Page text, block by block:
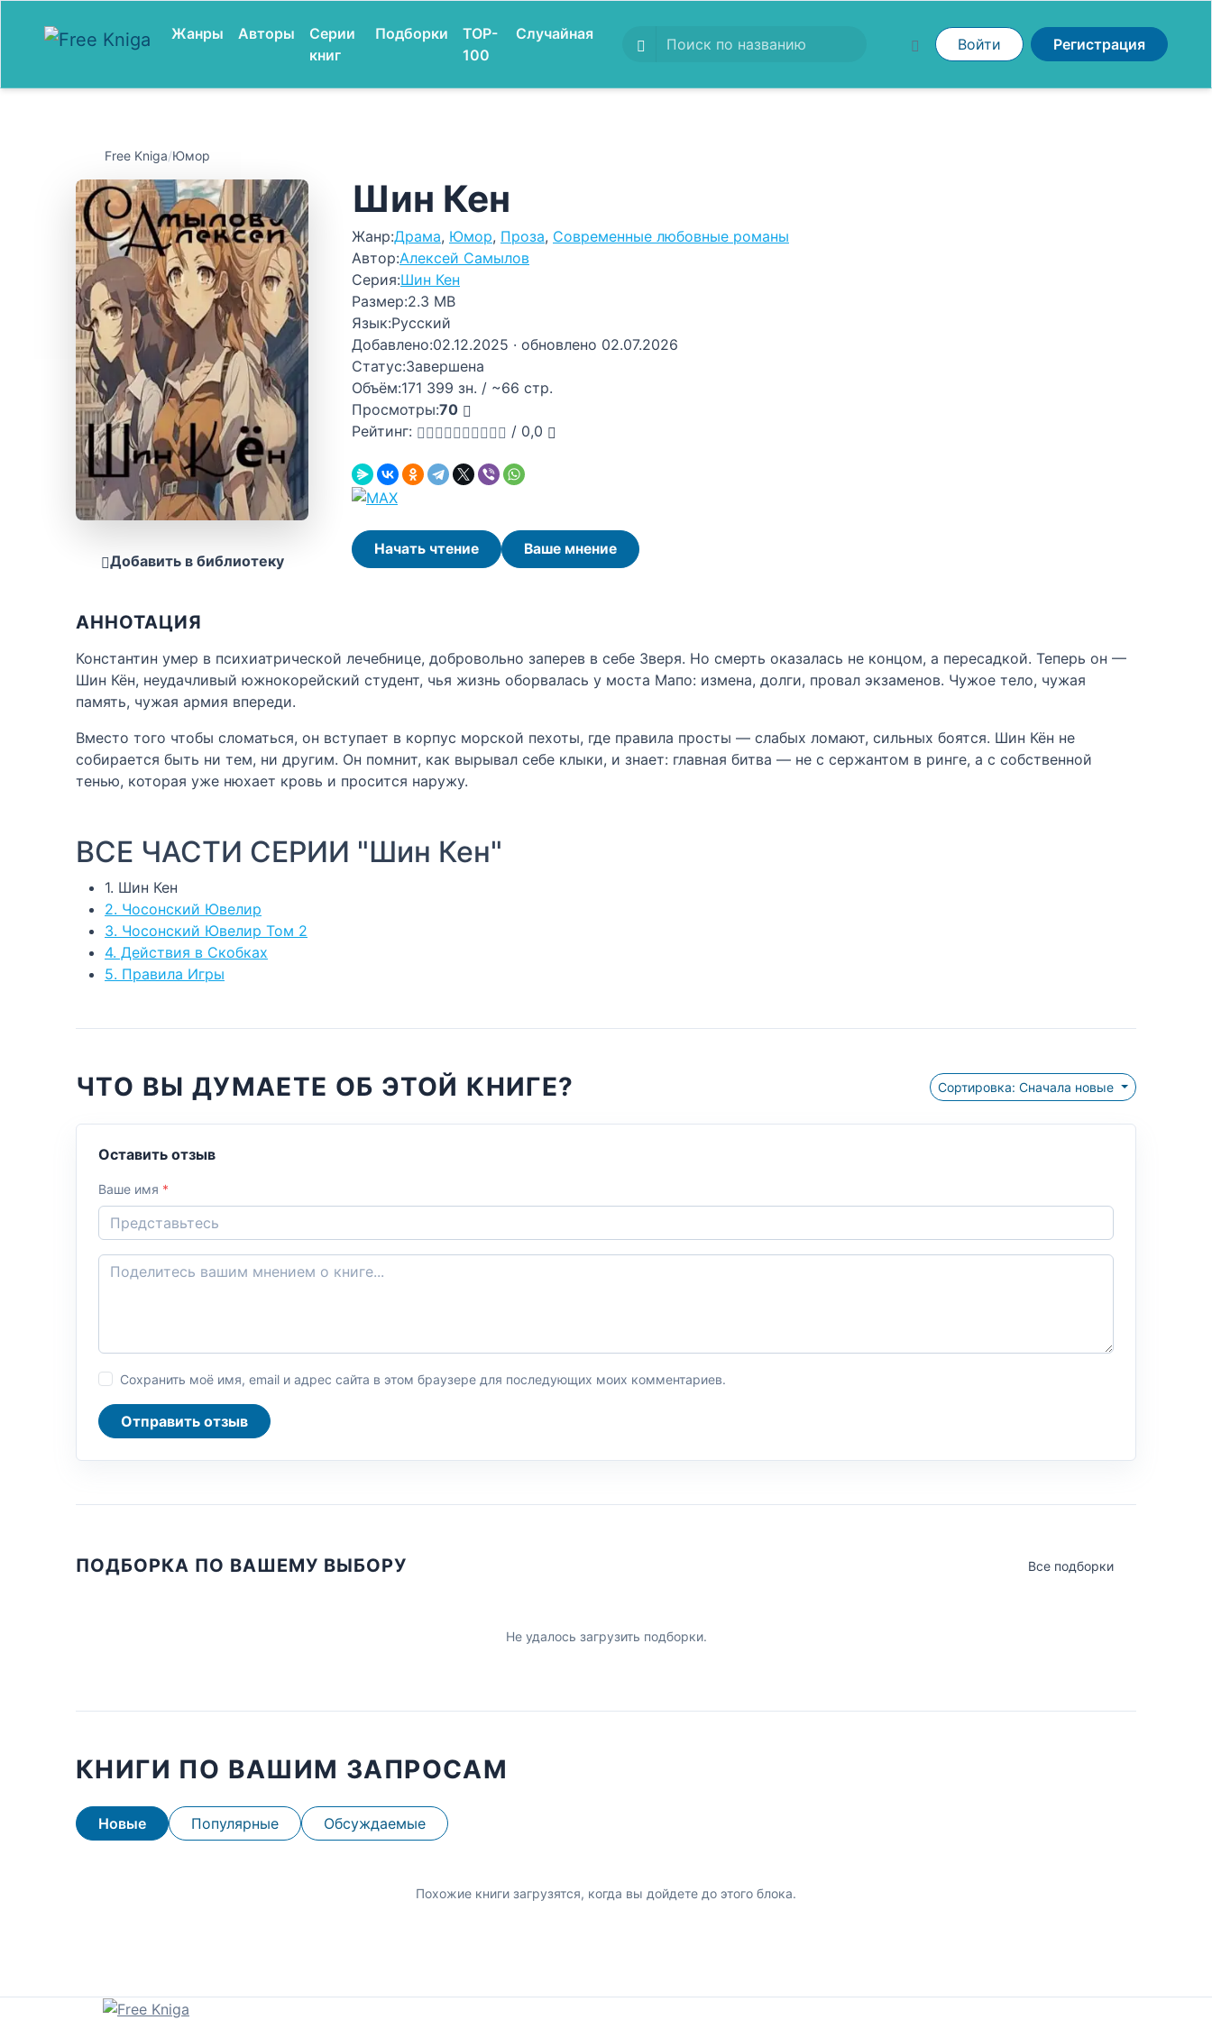
Жанры Авторы
Серии
книг
Подборки
TOP-
100
Случайная
Войти Регистрация
Free Kniga/Юмор
Добавить в библиотеку
Шин Кен
Жанр:Драма, Юмор, Проза, Современные любовные романы
Автор:Алексей Самылов
Серия:Шин Кен
Размер:2.3 MB
Язык:Русский
Добавлено:02.12.2025 · обновлено 02.07.2026
Статус:Завершена
Объём:171 399 зн. / ~66 стр.
Просмотры:70
Рейтинг:
/ 0,0
Начать чтение Ваше мнение
АННОТАЦИЯ
Константин умер в психиатрической лечебнице, добровольно заперев в себе Зверя. Но смерть оказалась не концом, а пересадкой. Теперь он —
Шин Кён, неудачливый южнокорейский студент, чья жизнь оборвалась у моста Мапо: измена, долги, провал экзаменов. Чужое тело, чужая
память, чужая армия впереди.
Вместо того чтобы сломаться, он вступает в корпус морской пехоты, где правила просты — слабых ломают, сильных боятся. Шин Кён не
собирается быть ни тем, ни другим. Он помнит, как вырывал себе клыки, и знает: главная битва — не с сержантом в ринге, а с собственной
тенью, которая уже нюхает кровь и просится наружу.
ВСЕ ЧАСТИ СЕРИИ "Шин Кен"
1. Шин Кен
2. Чосонский Ювелир
3. Чосонский Ювелир Том 2
4. Действия в Скобках
5. Правила Игры
ЧТО ВЫ ДУМАЕТЕ ОБ ЭТОЙ КНИГЕ? Сортировка: Сначала новые
Оставить отзыв
Ваше имя *
Сохранить моё имя, email и адрес сайта в этом браузере для последующих моих комментариев.
Отправить отзыв
ПОДБОРКА ПО ВАШЕМУ ВЫБОРУ Все подборки
Не удалось загрузить подборки.
КНИГИ ПО ВАШИМ ЗАПРОСАМ
Новые Популярные Обсуждаемые
Похожие книги загрузятся, когда вы дойдете до этого блока.